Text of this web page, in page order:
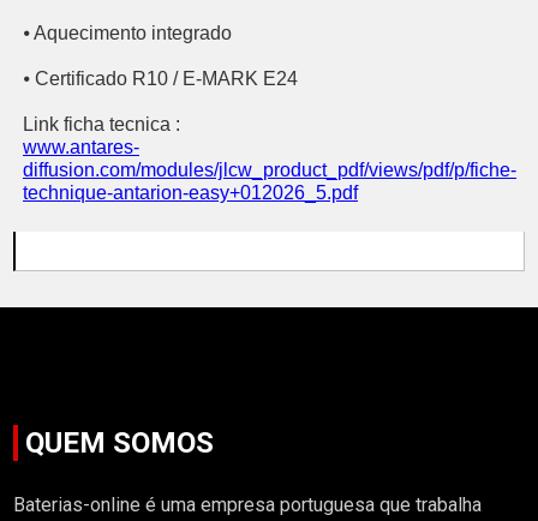
⦁ Aquecimento integrado
⦁ Certificado R10 / E-MARK E24
Link ficha tecnica :
www.antares-
diffusion.com/modules/jlcw_product_pdf/views/pdf/p/fiche-
technique-antarion-easy+012026_5.pdf
QUEM SOMOS
Baterias-online é uma empresa portuguesa que trabalha